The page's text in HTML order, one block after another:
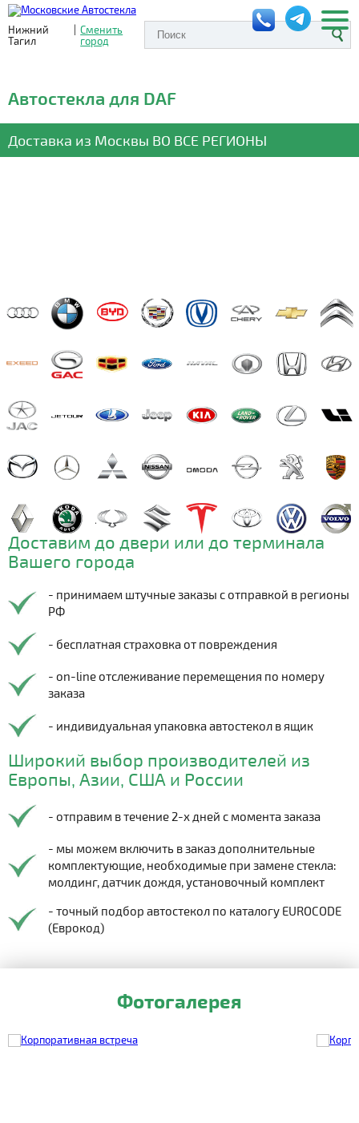
Нижний
Тагил
| Сменить
город
Автостекла для DAF
Доставка из Москвы ВО ВСЕ РЕГИОНЫ
Доставим до двери или до терминала
Вашего города
- принимаем штучные заказы с отправкой в регионы
РФ
- бесплатная страховка от повреждения
- on-line отслеживание перемещения по номеру
заказа
- индивидуальная упаковка автостекол в ящик
Широкий выбор производителей из
Европы, Азии, США и России
- отправим в течение 2-х дней с момента заказа
- мы можем включить в заказ дополнительные
комплектующие, необходимые при замене стекла:
молдинг, датчик дождя, установочный комплект
- точный подбор автостекол по каталогу EUROCODE
(Еврокод)
Фотогалерея